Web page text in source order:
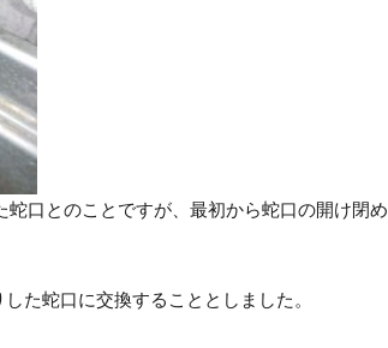
口とのことですが、最初から蛇口の開け閉め
た蛇口に交換することとしました。